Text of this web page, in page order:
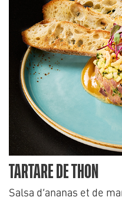
TARTARE DE THON
Salsa d’ananas et de